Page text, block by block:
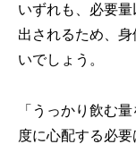
いずれも、必要
出されるため、
いでしょう。
「うっかり飲む
度に心配する必